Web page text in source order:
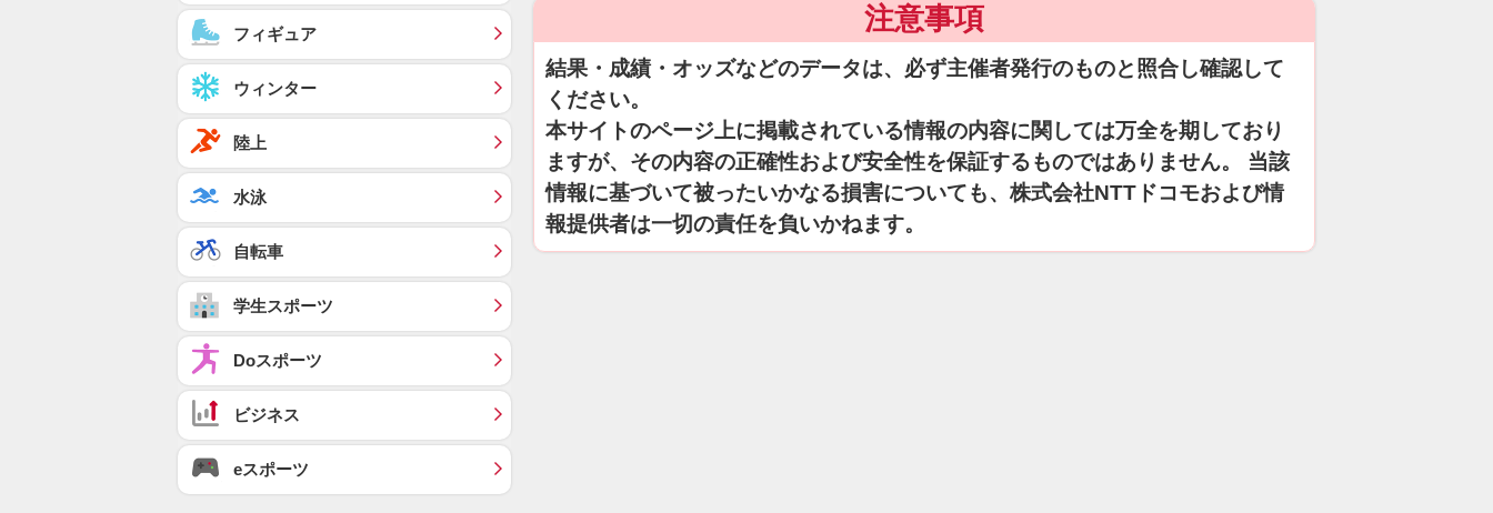
注意事項
結果・成績・オッズなどのデータは、必ず主催者発行のものと照合し確認して
ください。
本サイトのページ上に掲載されている情報の内容に関しては万全を期しており
ますが、その内容の正確性および安全性を保証するものではありません。 当該
情報に基づいて被ったいかなる損害についても、株式会社NTTドコモおよび情
報提供者は一切の責任を負いかねます。
フィギュア
ウィンター
陸上
水泳
自転車
学生スポーツ
Doスポーツ
ビジネス
eスポーツ